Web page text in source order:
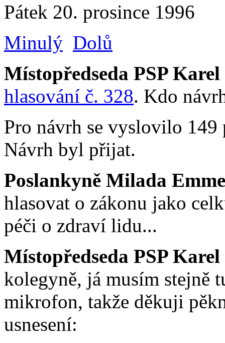
Pátek 20. prosince 1996
Minulý Dolů
Místopředseda PSP
hlasování č. 328. Kdo
Pro návrh se vyslovilo
Návrh byl přijat.
Poslankyně Milada
hlasovat o zákonu jako
péči o zdraví lidu...
Místopředseda PSP
kolegyně, já musím stejně
mikrofon, takže děkuji
usnesení: